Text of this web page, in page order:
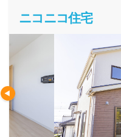
ニコニコ住宅